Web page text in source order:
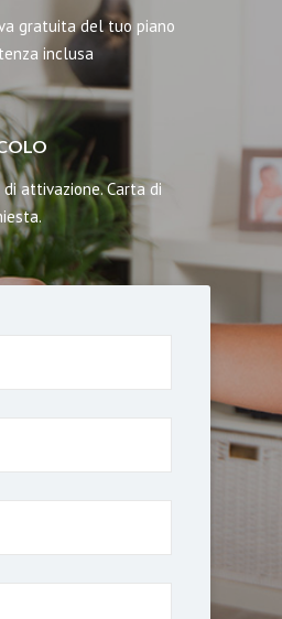
gratuita del tuo piano
inclusa
attivazione. Carta di